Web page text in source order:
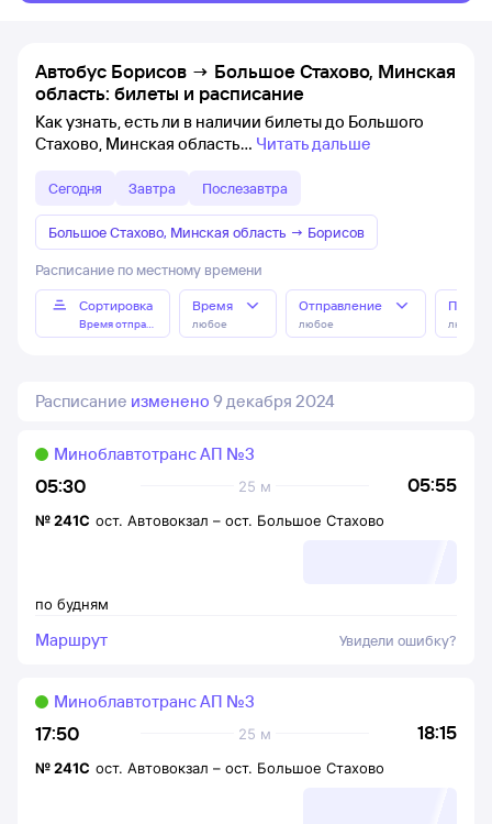
Автобус Борисов → Большое Стахово, Минская
область: билеты и расписание
Как узнать, есть ли в наличии билеты до Большого
Стахово, Минская область
Читать дальше
Сегодня Завтра Послезавтра
Большое Стахово, Минская область → Борисов
Расписание по местному времени
Сортировка
Время отправления
Время
любое
Отправление
любое любое
Расписание изменено 9 декабря 2024
05:30 05:55
25 м
Миноблавтотранс АП №3
по будням
№241С ост. Автовокзал – ост. Большое Стахово
Маршрут Увидели ошибку?
17:50 18:15
25 м
Миноблавтотранс АП №3
№241С ост. Автовокзал – ост. Большое Стахово